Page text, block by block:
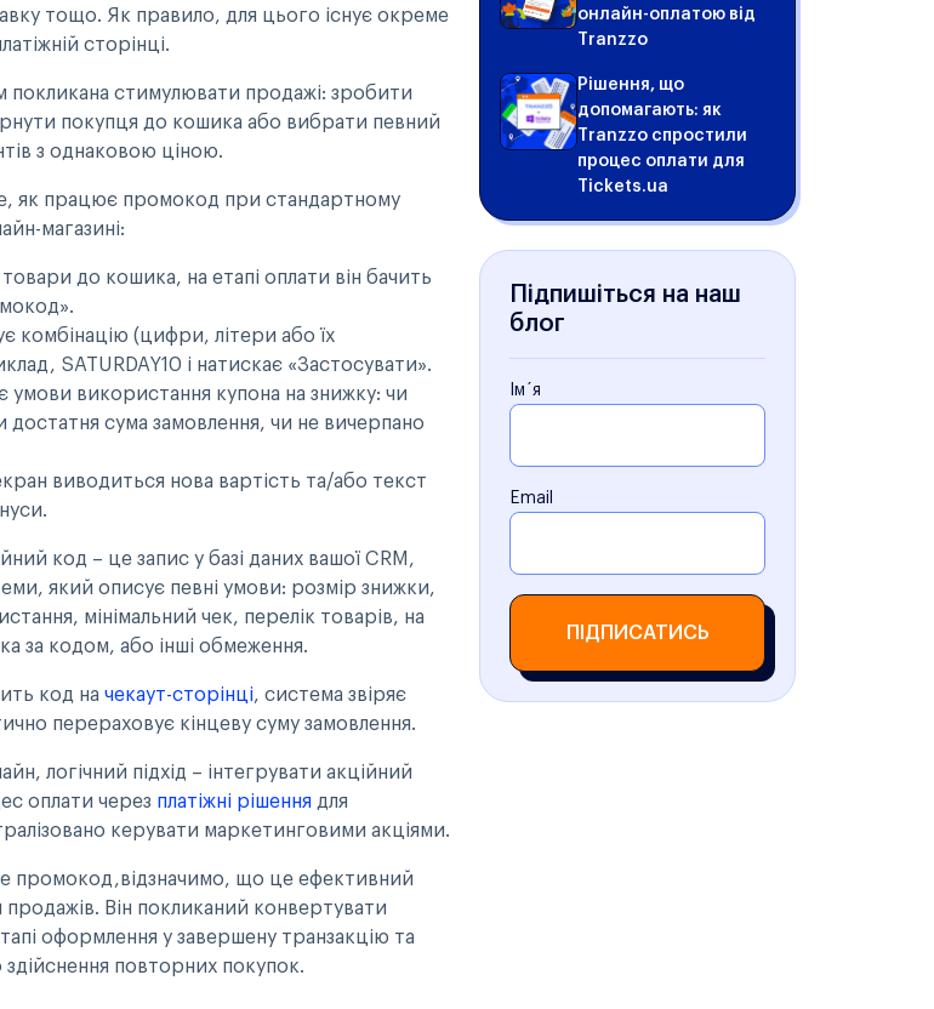
тощо. Як правило, для цього існує окреме
сторінці.
стимулювати продажі: зробити
покупця до кошика або вибрати певний
з однаковою ціною.
як працює промокод при стандартному
магазині:
до кошика, на етапі оплати він бачить
комбінацію (цифри, літери або їх
SATURDAY10 і натискає «Застосувати».
умови використання купона на знижку: чи
достатня сума замовлення, чи не вичерпано
екран виводиться нова вартість та/або текст
код – це запис у базі даних вашої CRM,
який описує певні умови: розмір знижки,
мінімальний чек, перелік товарів, на
за кодом, або інші обмеження.
код на чекаут-сторінці, система звіряє
перераховує кінцеву суму замовлення.
логічний підхід – інтегрувати акційний
оплати через платіжні рішення для
керувати маркетинговими акціями.
промокод,відзначимо, що це ефективний
продажів. Він покликаний конвертувати
оформлення у завершену транзакцію та
здійснення повторних покупок.
онлайн-оплатою від
Tranzzo
Рішення, що
допомагають: як
Tranzzo спростили
процес оплати для
Tickets.ua
Підпишіться на наш
блог
Ім´я
Email
ПІДПИСАТИСЬ